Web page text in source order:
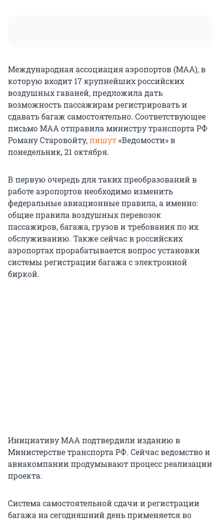
Международная ассоциация аэропортов (МАА), в
которую входит 17 крупнейших российских
воздушных гаваней, предложила дать
возможность пассажирам регистрировать и
сдавать багаж самостоятельно. Соответствующее
письмо МАА отправила министру транспорта РФ
Роману Старовойту,пишут«Ведомости» в
понедельник, 21 октября.
В первую очередь для таких преобразований в
работе аэропортов необходимо изменить
федеральные авиационные правила, а именно:
общие правила воздушных перевозок
пассажиров, багажа, грузов и требования по их
обслуживанию. Также сейчас в российских
аэропортах прорабатывается вопрос установки
системы регистрации багажа с электронной
биркой.
Инициативу МАА подтвердили изданию в
Министерстве транспорта РФ. Сейчас ведомство и
авиакомпании продумывают процесс реализации
проекта.
Система самостоятельной сдачи и регистрации
багажа на сегодняшний день применяется во